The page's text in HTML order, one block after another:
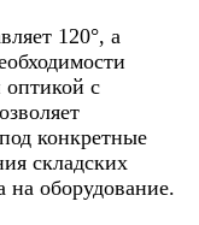
120°, а
оптикой с
конкретные
складских
на оборудование.